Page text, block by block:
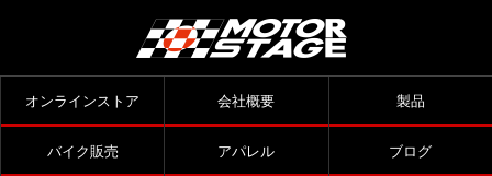
オンラインストア 会社概要 製品
バイク販売 アパレル ブログ